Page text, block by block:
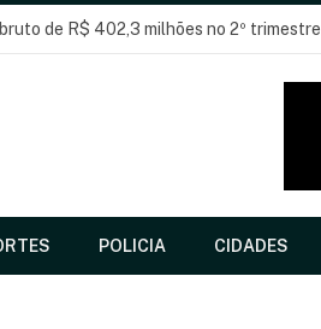
de R$ 402,3 milhões no 2º trimestre
POLICIA CIDADES